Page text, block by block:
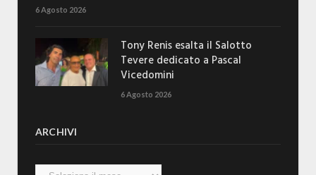
6 Agosto 2026
Tony Renis esalta il Salotto
Tevere dedicato a Pascal
Vicedomini
6 Agosto 2026
ARCHIVI
Archivi